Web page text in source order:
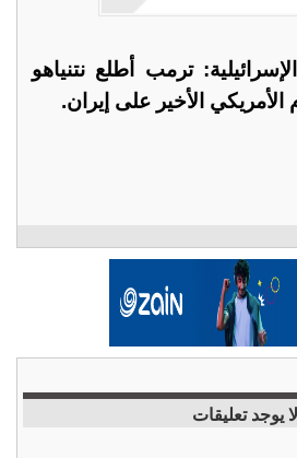
القناة ١٤ الإسرائيلية: ترمب أطلع نتنياهو
الأخير على إيران.
لا يوجد تعليقات